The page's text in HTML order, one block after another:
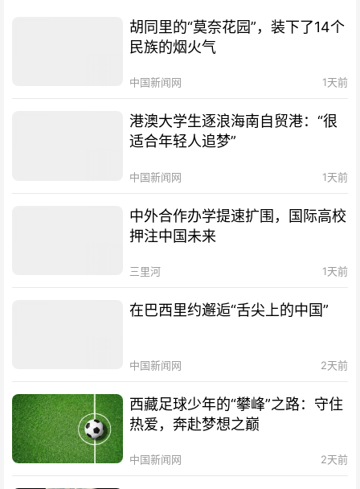
胡同里的“莫奈花园”，装下了14个
民族的烟火气
中国新闻网 1天前
港澳大学生逐浪海南自贸港：“很
适合年轻人追梦”
中国新闻网 1天前
中外合作办学提速扩围，国际高校
押注中国未来
三里河 1天前
在巴西里约邂逅“舌尖上的中国”
中国新闻网 2天前
西藏足球少年的“攀峰”之路：守住
热爱，奔赴梦想之巅
中国新闻网 2天前